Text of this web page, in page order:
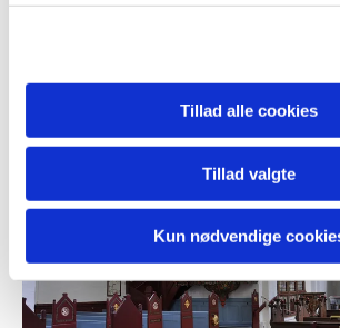
Tillad alle cookies
Tillad valgte
Kun nødvendige